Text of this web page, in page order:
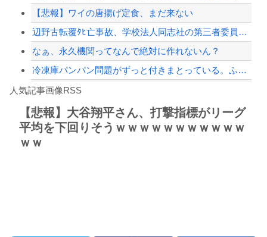
Powered by livedoor 相互RSS
【悲報】ワイの唐揚げ定食、まだ来ない
辺野古転覆ﾀﾋ亡事故、学校法人同志社の第三者委員会が調査報告書を公表 … 安全配...
なぁ、永久機関ってなんで絶対に作れないん？
冷凍庫パンパン問題がずっと付きまとっている。ふるさと納税も頼みたいけれど入れる場...
勇者♀「仲間に支払うはずのお金で新しい装備買っちゃったから>>3する」
8/4のニュース
人気記事画像RSS
【悲報】大谷翔平さん、打撃指標がリーグ
平均を下回りそうｗｗｗｗｗｗｗｗｗｗｗ
ｗｗ